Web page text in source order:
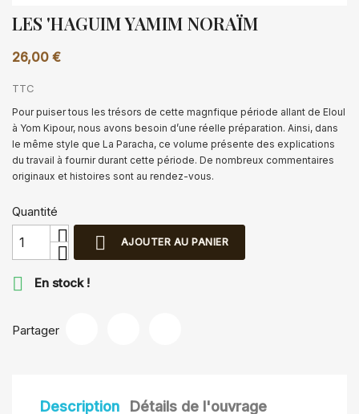
LES 'HAGUIM YAMIM NORAÏM
26,00 €
TTC
Pour puiser tous les trésors de cette magnfique période allant de Eloul
à Yom Kipour, nous avons besoin d’une réelle préparation. Ainsi, dans
le même style que La Paracha, ce volume présente des explications
du travail à fournir durant cette période. De nombreux commentaires
originaux et histoires sont au rendez-vous.
Quantité
 AJOUTER AU PANIER
 En stock !
Partager
Description Détails de l'ouvrage